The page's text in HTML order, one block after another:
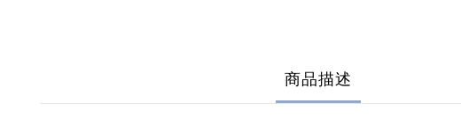
商品描述